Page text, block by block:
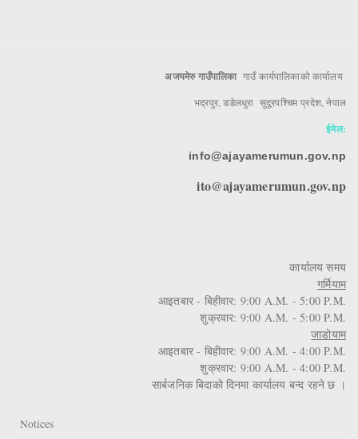
अजयमेरु गाउँपालिका गाउँ कार्यपालिकाको कार्यालय
भद्रपुर, डडेलधुरा सुदूरपश्चिम प्रदेश, नेपाल
ईमेल:
info@ajayamerumun.gov.np
ito@ajayamerumun.gov.np
कार्यालय समय
गर्मियाम
आइतबार - बिहीवार: 9:00 A.M. - 5:00 P.M.
शुक्रवार: 9:00 A.M. - 5:00 P.M.
जाडोयाम
आइतबार - बिहीवार: 9:00 A.M. - 4:00 P.M.
शुक्रवार: 9:00 A.M. - 4:00 P.M.
सार्बजनिक बिदाको दिनमा कार्यालय बन्द रहने छ ।
Notices